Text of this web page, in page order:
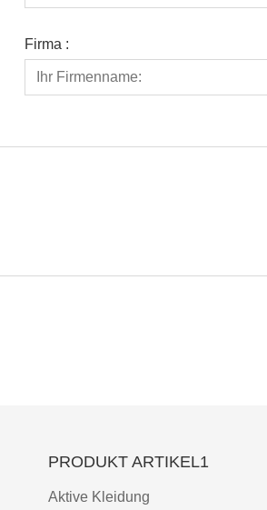
Firma :
PRODUKT ARTIKEL1
Aktive Kleidung